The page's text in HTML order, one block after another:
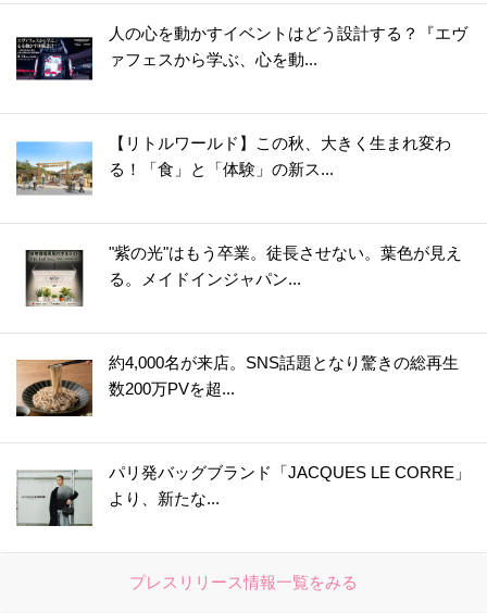
人の心を動かすイベントはどう設計する？『エヴ
ァフェスから学ぶ、心を動...
【リトルワールド】この秋、大きく生まれ変わ
る！「食」と「体験」の新ス...
"紫の光"はもう卒業。徒長させない。葉色が見え
る。メイドインジャパン...
約4,000名が来店。SNS話題となり驚きの総再生
数200万PVを超...
パリ発バッグブランド「JACQUES LE CORRE」
より、新たな...
プレスリリース情報一覧をみる